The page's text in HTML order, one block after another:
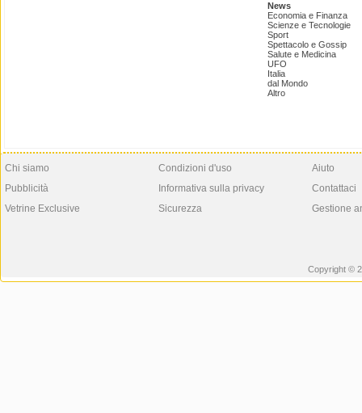
News
Economia e Finanza
Scienze e Tecnologie
Sport
Spettacolo e Gossip
Salute e Medicina
UFO
Italia
dal Mondo
Altro
Chi siamo
Pubblicità
Vetrine Exclusive
Condizioni d'uso
Informativa sulla privacy
Sicurezza
Aiuto
Contattaci
Gestione
Copyright ©